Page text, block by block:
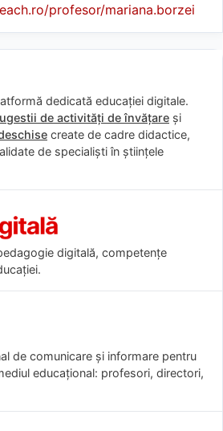
profesor/mariana.borzei
dedicată educației digitale.
de activități de învățare și
create de cadre didactice,
de specialiști în științele
digitală, competențe
de comunicare și informare pentru
educațional: profesori, directori,